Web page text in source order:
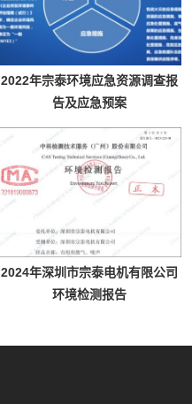
2022年宗泰环境应急资源调查报
告及应急预案
2024年深圳市宗泰电机有限公司
环境检测报告